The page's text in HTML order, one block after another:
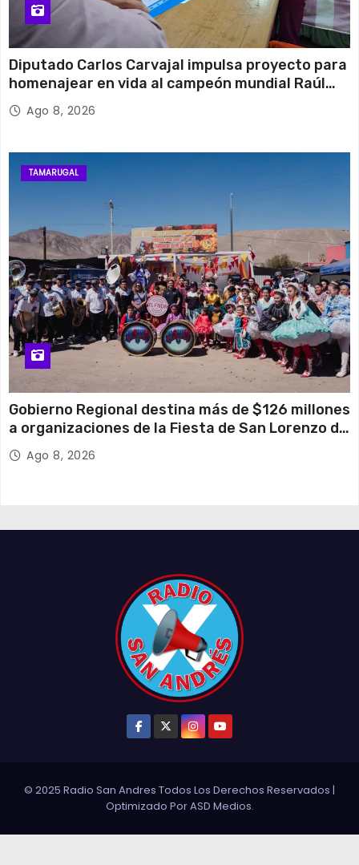
Diputado Carlos Carvajal impulsa proyecto para
homenajear en vida al campeón mundial Raúl
Choque
Ago 8, 2026
TAMARUGAL
Gobierno Regional destina más de $126 millones
a organizaciones de la Fiesta de San Lorenzo de
Tarapacá
Ago 8, 2026
© 2025 Radio San Andres Todos Los Derechos Reservados |
Optimizado PorASD Medios.